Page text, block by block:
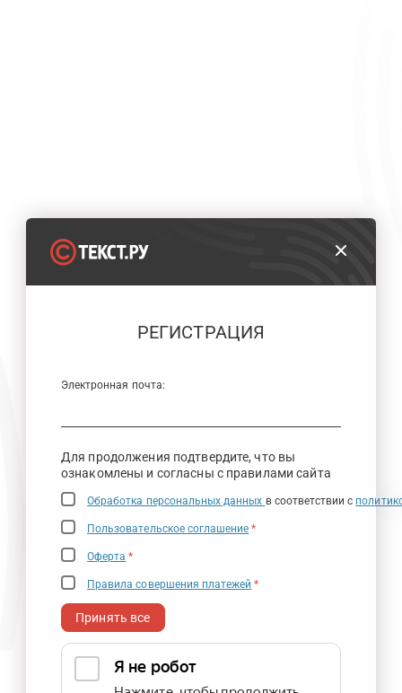
РЕГИСТРАЦИЯ
Электронная почта:
Для продолжения подтвердите, что вы
ознакомлены и согласны с правилами сайта
Обработка персональных данных в соответствии с
Пользовательское соглашение *
Оферта *
Правила совершения платежей *
Принять все